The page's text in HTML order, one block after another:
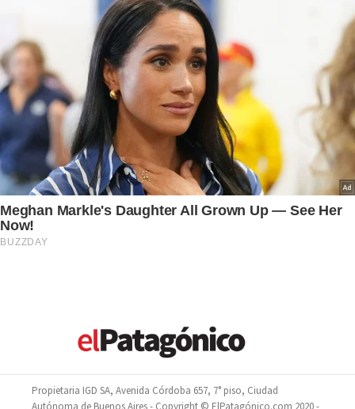
Propietaria IGD SA, Avenida Córdoba 657, 7° piso, Ciudad
Autónoma de Buenos Aires - Copyright © ElPatagónico.com 2020 -